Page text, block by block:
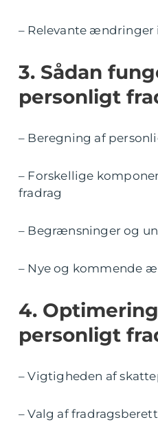
– Relevante ændringer
3. Sådan
personligt
– Beregning af
– Forskellige
fradrag
– Begrænsninger og
– Nye og kommende
4.
personligt
– Vigtigheden af
– Valg af